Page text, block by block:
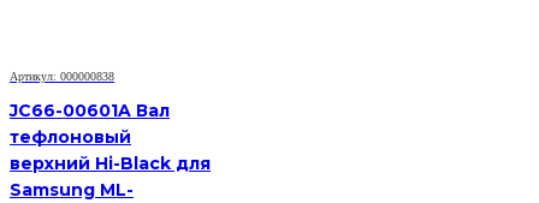
Артикул: 000000838
JC66-00601A Вал
тефлоновый
верхний Hi-Black для
Samsung ML-